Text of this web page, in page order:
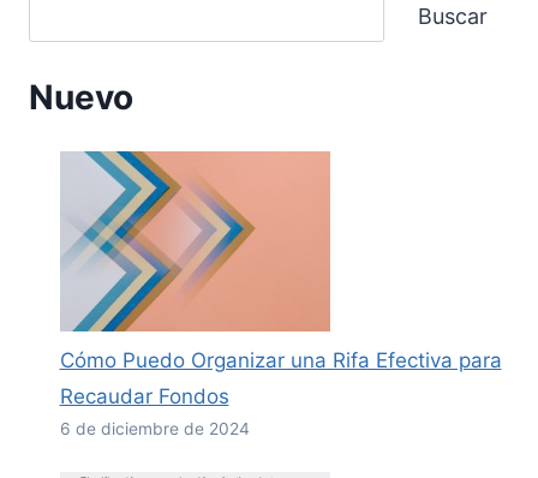
Buscar
Nuevo
Cómo Puedo Organizar una Rifa Efectiva para
Recaudar Fondos
6 de diciembre de 2024